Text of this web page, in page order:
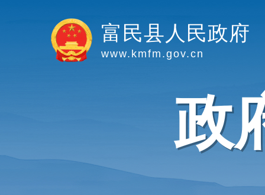
富民县人民政府
www.kmfm.gov.cn
政